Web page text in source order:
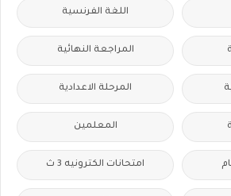
اللغة الفرنسية
المراجعة النهائية
المرحلة الاعدادية
المعلمين
امتحانات الكترونيه 3 ث